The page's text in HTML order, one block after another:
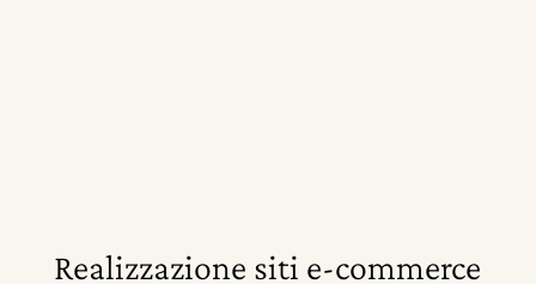
Realizzazione siti e-commerce